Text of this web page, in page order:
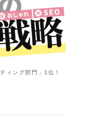
ィング部門」1位！